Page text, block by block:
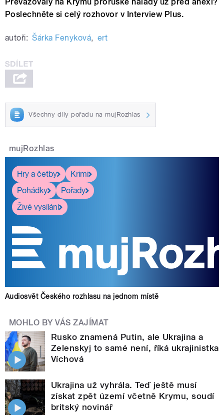
Poslechněte si celý rozhovor v Interview Plus.
autoři: Šárka Fenyková, ert
Všechny díly pořadu na mujRozhlas
mujRozhlas
Hry a četby
Krimi
Pohádky
Pořady
Živé vysílání
Audiosvět Českého rozhlasu na jednom místě
MOHLO BY VÁS ZAJÍMAT
Rusko znamená Putin, ale Ukrajina a
Zelenskyj to samé není, říká ukrajinistka
Víchová
Ukrajina už vyhrála. Teď ještě musí
získat zpět území včetně Krymu, soudí
britský novinář